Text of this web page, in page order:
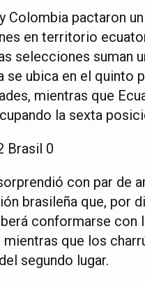
Colombia pactaron
en territorio
selecciones suman
se ubica en el quinto
mientras que
la sexta
Brasil 0
con par de
brasileña que, por
conformarse con
que los
segundo lugar.